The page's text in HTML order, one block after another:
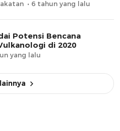
6 tahun yang lalu
Potensi Bencana
di 2020
yang lalu